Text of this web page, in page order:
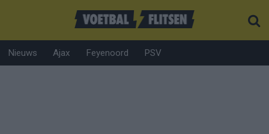
Nieuws Ajax Feyenoord PSV